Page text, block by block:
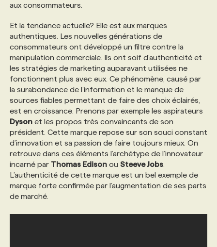
aux consommateurs.
Et la tendance actuelle? Elle est aux marques
authentiques. Les nouvelles générations de
consommateurs ont développé un filtre contre la
manipulation commerciale. Ils ont soif d’authenticité et
les stratégies de marketing auparavant utilisées ne
fonctionnent plus avec eux. Ce phénomène, causé par
la surabondance de l’information et le manque de
sources fiables permettant de faire des choix éclairés,
est en croissance. Prenons par exemple les aspirateurs
Dyson et les propos très convaincants de son
président. Cette marque repose sur son souci constant
d’innovation et sa passion de faire toujours mieux. On
retrouve dans ces éléments l’archétype de l’innovateur
incarné par Thomas Edison ou Steeve Jobs
L’authenticité de cette marque est un bel exemple de
marque forte confirmée par l’augmentation de ses parts
de marché.